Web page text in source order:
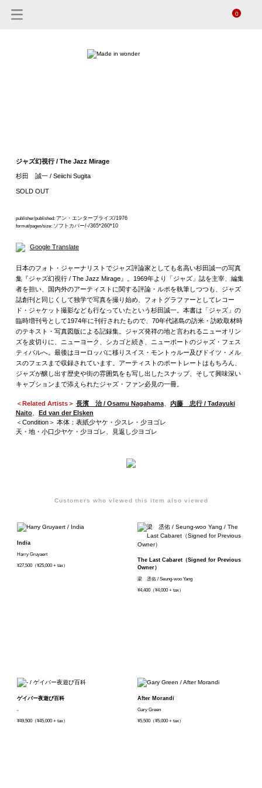
0
ジャズ幻視行 / The Jazz Mirage
杉田 誠一 / Seiichi Sugita
SOLD OUT
publisher/published: アン・エンタープライズ/1976
format/pages/size: ソフトカバー/-/365*260*10
Google Translate
日本のフォト・ジャーナリストでジャズ評論家としても名高い杉田誠一の写真
集『ジャズ幻視行 / The Jazz Mirage』。1969年より「ジャズ」誌を主宰、編集
者を担い、国内外のアーティストに関する評論・ルポを執筆しつつも、ジャズ
誌創刊と同じくして独学で写真を撮り始め、フォトグラファーとしてレコー
ド・ジャケット撮影なども行なっていたという杉田誠一。本書は「ジャズ」の
臨時増刊号として1974年に刊行されたもので、70年代諸島の訪米・訪欧取材時
のテキスト・写真図版による記録集。ジャズ発祥の地と言われるニューオリン
ズを皮切りに、ニューヨーク、シカゴと続き、ニューポートのジャズ・フェス
ティバルへ。最後はヨーロッパに移りスイス・モントゥルー及びドイツ・メル
スのフェスまで収録されています。アーティストのポートレートはもちろん、
ジャズが醸し出す歴史や街の雰囲気をも写し出したスナップ、そして興味深い
キャプションまで添えられたジャズ・ファン必見の一冊。
＜Related Artists＞ 長濱 治 / Osamu Nagahama、 内藤 忠行 / Tadayuki
Naito、 Ed van der Elsken
＜Condition＞ 本体：表紙少ヤケ・少スレ・少ヨゴレ
天・地・小口少ヤケ・少ヨゴレ、見返し少ヨゴレ
Customers who viewed this item also viewed
India
Harry Gruyaert
¥27,500（¥25,000 + tax）
The Last Cabaret（Signed for Previous
Owner）
梁 丞佑 / Seung-woo Yang
¥4,400（¥4,000 + tax）
ゲイバー夜遊び百科
-
¥49,500（¥45,000 + tax）
After Morandi
Gary Green
¥5,500（¥5,000 + tax）